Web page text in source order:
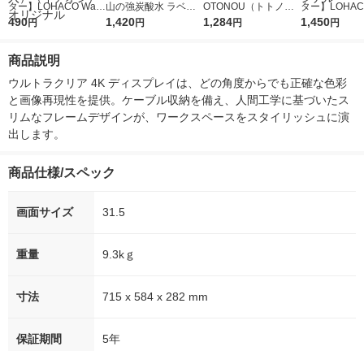
ター】LOHACO Wate
r（ロハコウォータ
シ） オリジナル
490円
山の強炭酸水 ラベル
レス 500ml 1箱（24
1,420円
OTONOU（トトノ
ウ） by BLACK無糖 5
1,284円
ター】
r 410ml 1箱（
1,450円
商品説明
ウルトラクリア 4K ディスプレイは、どの角度からでも正確な色彩
と画像再現性を提供。ケーブル収納を備え、人間工学に基づいたス
リムなフレームデザインが、ワークスペースをスタイリッシュに演
出します。
商品仕様/スペック
画面サイズ 31.5
重量 9.3kｇ
寸法 715 x 584 x 282 mm
保証期間 5年